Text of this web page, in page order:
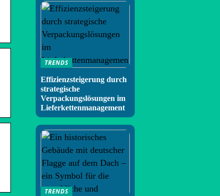
TRENDS
Effizienzsteigerung durch
strategische
Verpackungslösungen im
Lieferkettenmanagement
TRENDS